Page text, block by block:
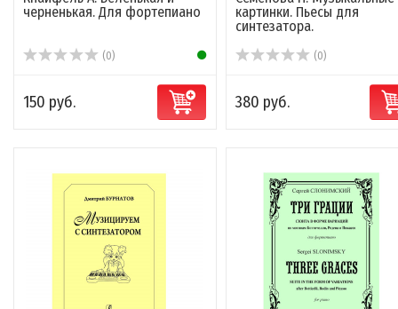
черненькая. Для фортепиано
(0)
150 руб.
картинки. Пьесы для
синтезатора.
(0)
380 руб.